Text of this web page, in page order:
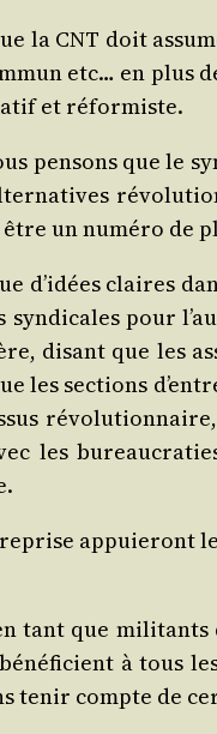
la CNT doit
etc… en plus
et réformiste.
pen­sons que le
un numé­ro de
d’i­dées claires
syn­di­cales pour
disant que les
les sec­tions
bureau­cra­ties
appuie­ront
tant que
à tous
tenir compte de